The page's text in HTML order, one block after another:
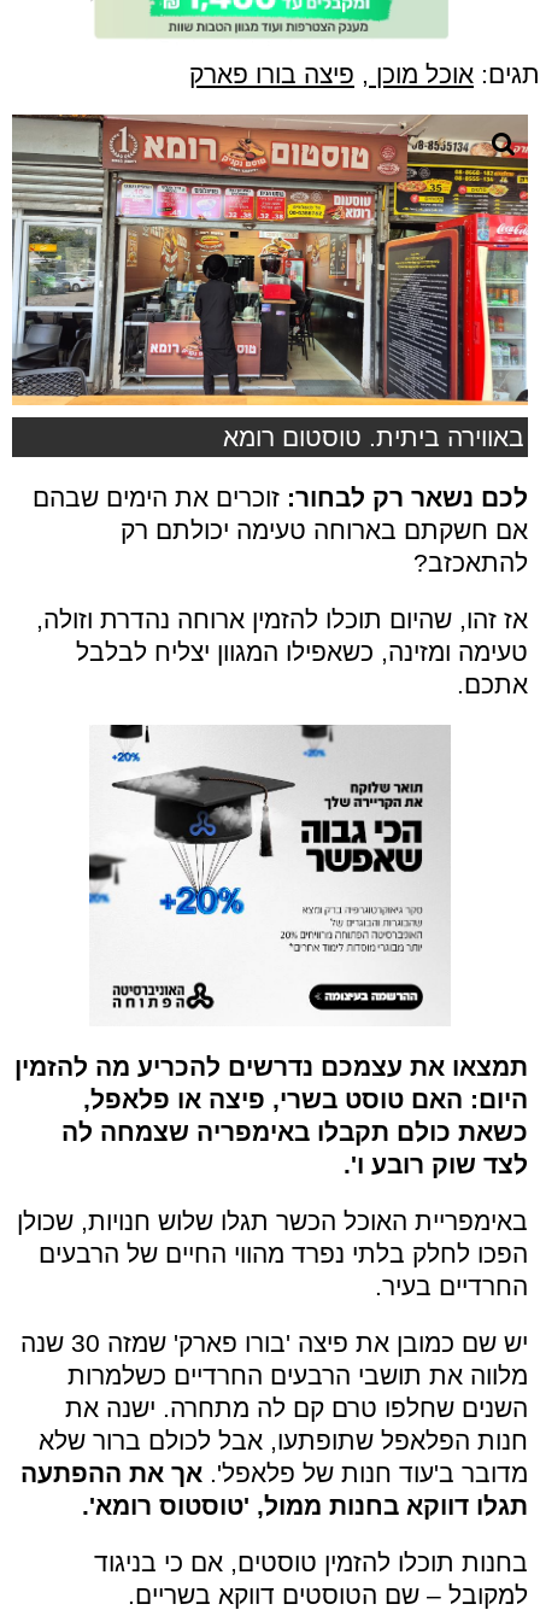
תגים: אוכל מוכן , פיצה בורו פארק
באווירה ביתית. טוסטום רומא
לכם נשאר רק לבחור: זוכרים את הימים שבהם
אם חשקתם בארוחה טעימה יכולתם רק
להתאכזב?
אז זהו, שהיום תוכלו להזמין ארוחה נהדרת וזולה,
טעימה ומזינה, כשאפילו המגוון יצליח לבלבל
אתכם.
תמצאו את עצמכם נדרשים להכריע מה להזמין
היום: האם טוסט בשרי, פיצה או פלאפל,
כשאת כולם תקבלו באימפריה שצמחה לה
לצד שוק רובע ו'.
באימפריית האוכל הכשר תגלו שלוש חנויות, שכולן
הפכו לחלק בלתי נפרד מהווי החיים של הרבעים
החרדיים בעיר.
יש שם כמובן את פיצה 'בורו פארק' שמזה 30 שנה
מלווה את תושבי הרבעים החרדיים כשלמרות
השנים שחלפו טרם קם לה מתחרה. ישנה את
חנות הפלאפל שתופתעו, אבל לכולם ברור שלא
מדובר ב'עוד חנות של פלאפל'. אך את ההפתעה
תגלו דווקא בחנות ממול, 'טוסטוס רומא'.
בחנות תוכלו להזמין טוסטים, אם כי בניגוד
למקובל – שם הטוסטים דווקא בשריים.